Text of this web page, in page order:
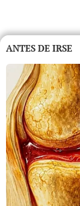
ANTES DE IRSE